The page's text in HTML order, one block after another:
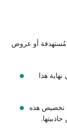
مُستهدفة أو عروض
في نهاية هذا
تخصيص هذه